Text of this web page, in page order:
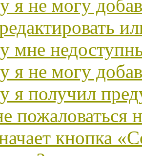
я не могу
мне
я не могу
я получил
пожаловаться
кнопка